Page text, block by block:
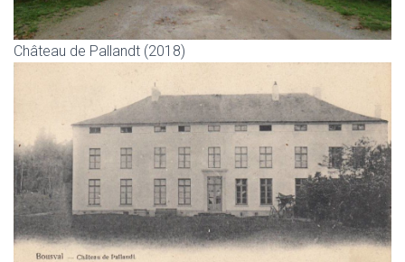
Château de Pallandt (2018)